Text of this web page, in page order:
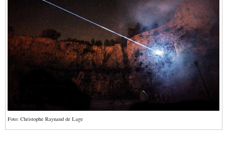
Foto: Christophe Raynaud de Lage